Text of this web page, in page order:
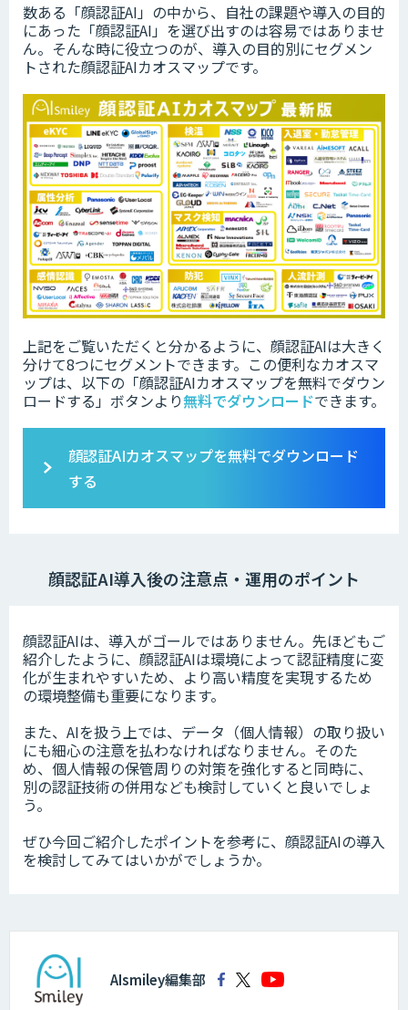
数ある「顔認証AI」の中から、自社の課題や導入の目的
にあった「顔認証AI」を選び出すのは容易ではありませ
ん。そんな時に役立つのが、導入の目的別にセグメン
トされた顔認証AIカオスマップです。
上記をご覧いただくと分かるように、顔認証AIは大きく
分けて8つにセグメントできます。この便利なカオスマ
ップは、以下の「顔認証AIカオスマップを無料でダウン
ロードする」ボタンより無料でダウンロードできます。
顔認証AIカオスマップを無料でダウンロード
する
顔認証AI導入後の注意点・運用のポイント
顔認証AIは、導入がゴールではありません。先ほどもご
紹介したように、顔認証AIは環境によって認証精度に変
化が生まれやすいため、より高い精度を実現するため
の環境整備も重要になります。
また、AIを扱う上では、データ（個人情報）の取り扱い
にも細心の注意を払わなければなりません。そのた
め、個人情報の保管周りの対策を強化すると同時に、
別の認証技術の併用なども検討していくと良いでしょ
う。
ぜひ今回ご紹介したポイントを参考に、顔認証AIの導入
を検討してみてはいかがでしょうか。
AIsmiley編集部